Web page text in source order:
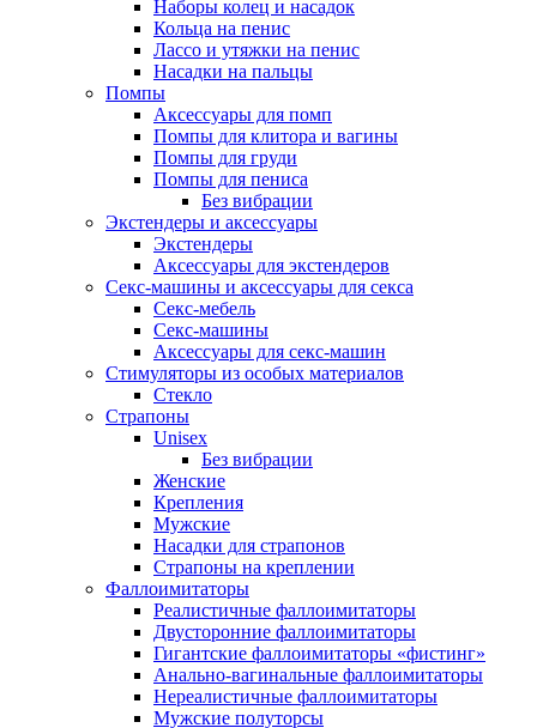
Наборы колец и насадок
Кольца на пенис
Лассо и утяжки на пенис
Насадки на пальцы
Помпы
Аксессуары для помп
Помпы для клитора и вагины
Помпы для груди
Помпы для пениса
Без вибрации
Экстендеры и аксессуары
Экстендеры
Аксессуары для экстендеров
Секс-машины и аксессуары для секса
Секс-мебель
Секс-машины
Аксессуары для секс-машин
Стимуляторы из особых материалов
Стекло
Страпоны
Unisex
Без вибрации
Женские
Крепления
Мужские
Насадки для страпонов
Страпоны на креплении
Фаллоимитаторы
Реалистичные фаллоимитаторы
Двусторонние фаллоимитаторы
Гигантские фаллоимитаторы «фистинг»
Анально-вагинальные фаллоимитаторы
Нереалистичные фаллоимитаторы
Мужские полуторсы